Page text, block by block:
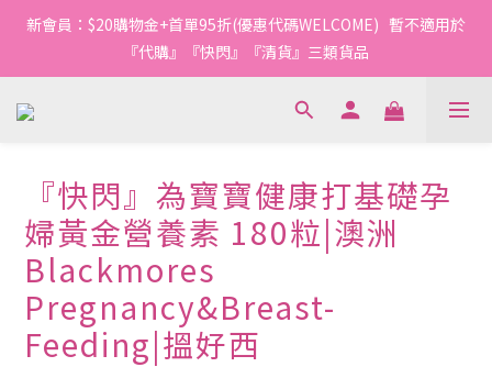
新會員：$20購物金+首單95折(優惠代碼WELCOME)   暫不適用於
『代購』『快閃』『清貨』三類貨品
『快閃』為寶寶健康打基礎孕
婦黃金營養素 180粒|澳洲
Blackmores
Pregnancy&Breast-
Feeding|搵好西